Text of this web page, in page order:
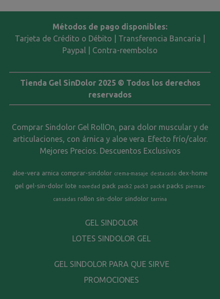
Métodos de pago disponibles:
Tarjeta de Crédito o Débito | Transferencia Bancaria |
Paypal | Contra-reembolso
Tienda Gel SinDolor 2025 © Todos los derechos
reservados
Comprar Sindolor Gel RollOn, para dolor muscular y de
articulaciones, con árnica y aloe vera. Efecto frío/calor.
Mejores Precios. Descuentos Exclusivos
aloe-vera arnica comprar-sindolor crema-masaje destacado dex-home
gel gel-sin-dolor lote novedad pack pack2 pack3 pack4 packs piernas-
cansadas rollon sin-dolor sindolor tarrina
GEL SINDOLOR
LOTES SINDOLOR GEL
GEL SINDOLOR PARA QUE SIRVE
PROMOCIONES